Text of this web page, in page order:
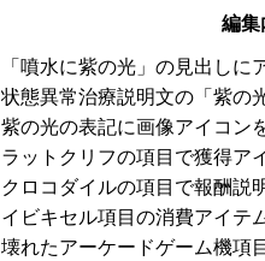
編集
「噴水に紫の光」の見出しに
状態異常治療説明文の「紫の
紫の光の表記に画像アイコン
ラットクリフの項目で獲得ア
クロコダイルの項目で報酬説
イビキセル項目の消費アイテ
壊れたアーケードゲーム機項